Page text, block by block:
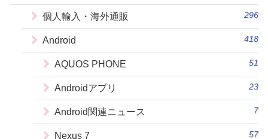
個人輸入・海外通販 296
Android 418
AQUOS PHONE 51
Androidアプリ 23
Android関連ニュース 7
Nexus 7 57